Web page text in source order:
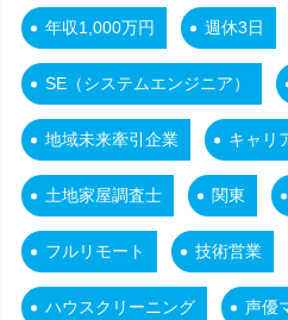
年収1,000万円 週休3日
SE（システムエンジニア）
地域未来牽引企業 キャリ
土地家屋調査士 関東
フルリモート 技術営業
ハウスクリーニング 声優